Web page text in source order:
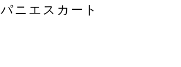
ニエスカート